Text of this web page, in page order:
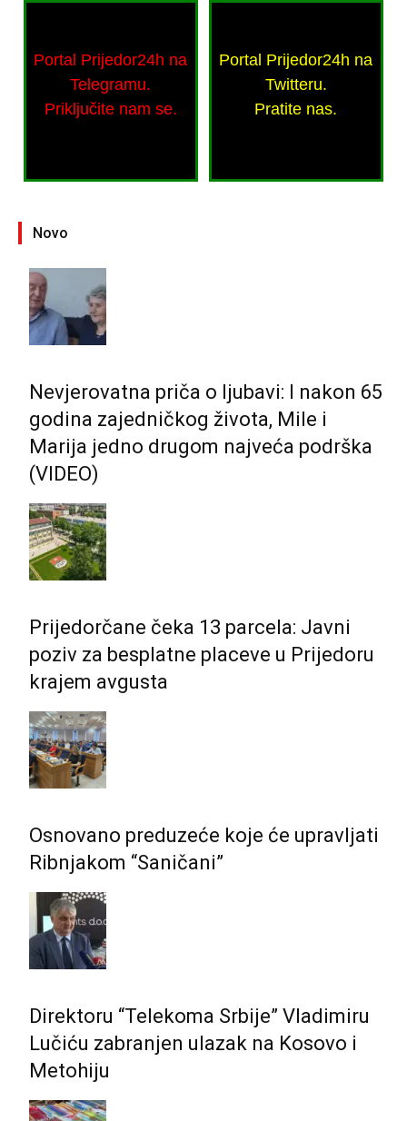
Portal Prijedor24h na
Telegramu.
Priključite nam se.
Portal Prijedor24h na
Twitteru.
Pratite nas.
Novo
Nevjerovatna priča o ljubavi: I nakon 65
godina zajedničkog života, Mile i
Marija jedno drugom najveća podrška
(VIDEO)
Prijedorčane čeka 13 parcela: Javni
poziv za besplatne placeve u Prijedoru
krajem avgusta
Osnovano preduzeće koje će upravljati
Ribnjakom “Saničani”
Direktoru “Telekoma Srbije” Vladimiru
Lučiću zabranjen ulazak na Kosovo i
Metohiju